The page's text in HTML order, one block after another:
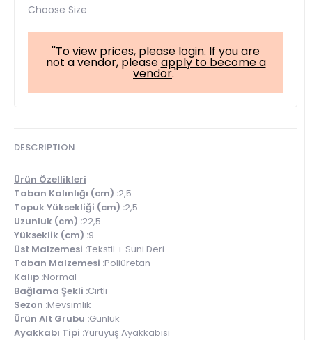
Choose Size
''To view prices, please login. If you are
not a vendor, pleaseapply to become a
vendor.''
DESCRIPTION
Ürün Özellikleri
Taban Kalınlığı (cm) :2,5
Topuk Yüksekliği (cm) :2,5
Uzunluk (cm) :22,5
Yükseklik (cm) :9
Üst Malzemesi :Tekstil + Suni Deri
Taban Malzemesi :Poliüretan
Kalıp :Normal
Bağlama Şekli :Cırtlı
Sezon :Mevsimlik
Ürün Alt Grubu :Günlük
Ayakkabı Tipi :Yürüyüş Ayakkabısı